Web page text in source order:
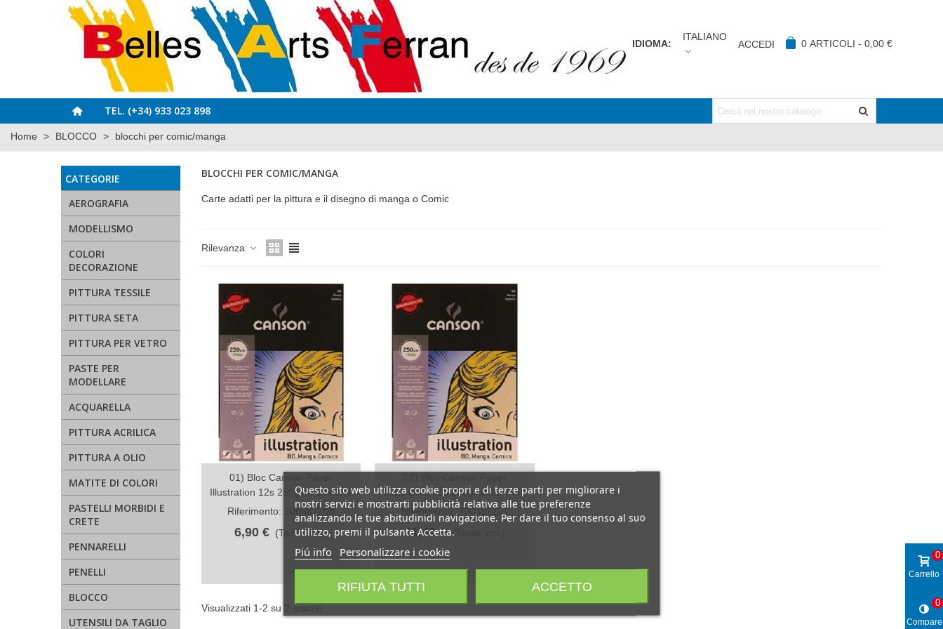
IDIOMA:
ITALIANO
ACCEDI 0 ARTICOLI - 0,00 €
TEL. (+34) 933 023 898
Home > BLOCCO > blocchi per comic/manga
CATEGORIE
AEROGRAFIA
MODELLISMO
COLORI
DECORAZIONE
PITTURA TESSILE
PITTURA SETA
PITTURA PER VETRO
PASTE PER
MODELLARE
ACQUARELLA
PITTURA ACRILICA
PITTURA A OLIO
MATITE DI COLORI
PASTELLI MORBIDI E
CRETE
PENNARELLI
PENELLI
BLOCCO
UTENSILI DA TAGLIO
BLOCCHI PER COMIC/MANGA
Carte adatti per la pittura e il disegno di manga o Comic
Rilevanza
Anteprima
01) Bloc Canson Paper
Illustration 12s 250g A4 21x29,7
Riferimento: 200387200
6,90 € (Tasse incl.)
Illustration 12s 250g A3 29,7x42
Riferimento: 200387201
11,40 € (Tasse incl.)
Visualizzati 1-2 su 2 articoli
Questo sito web utilizza cookie propri e di terze parti per migliorare i
nostri servizi e mostrarti pubblicità relativa alle tue preferenze
analizzando le tue abitudinidi navigazione. Per dare il tuo consenso al suo
utilizzo, premi il pulsante Accetta.
Piú info Personalizzare i cookie
RIFIUTA TUTTI ACCETTO
Carrello
0
Compare
0